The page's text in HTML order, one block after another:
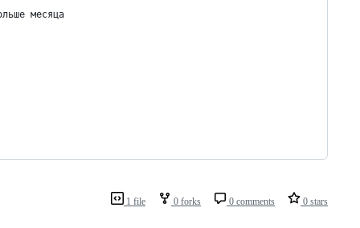
месяца
1 file 0 forks 0 comments 0 stars